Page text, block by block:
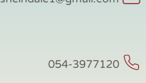
054-3977120